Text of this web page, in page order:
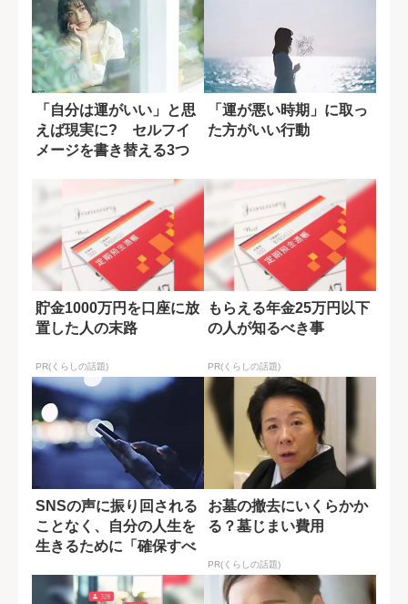
「自分は運がいい」と思
えば現実に? セルフイ
メージを書き替える3つ
「運が悪い時期」に取っ
た方がいい行動
貯金1000万円を口座に放
置した人の末路
PR(くらしの話題)
もらえる年金25万円以下
の人が知るべき事
PR(くらしの話題)
SNSの声に振り回される
ことなく、自分の人生を
生きるために「確保すべ
お墓の撤去にいくらかか
る？墓じまい費用
PR(くらしの話題)